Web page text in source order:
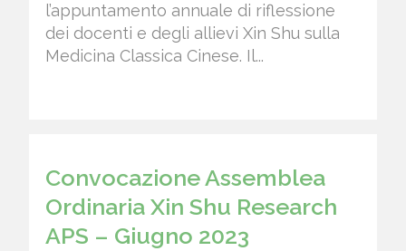
l’appuntamento annuale di riflessione
dei docenti e degli allievi Xin Shu sulla
Medicina Classica Cinese. Il...
Convocazione Assemblea
Ordinaria Xin Shu Research
APS – Giugno 2023